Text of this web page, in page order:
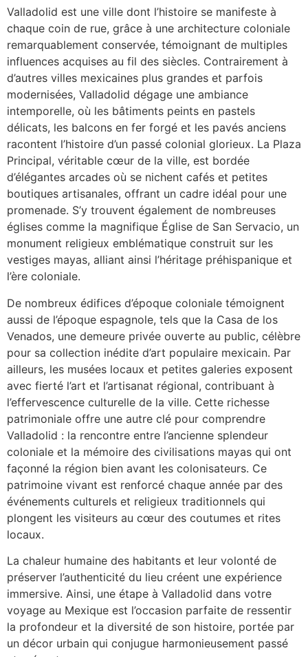
Valladolid est une ville dont l’histoire se manifeste à
chaque coin de rue, grâce à une architecture coloniale
remarquablement conservée, témoignant de multiples
influences acquises au fil des siècles. Contrairement à
d’autres villes mexicaines plus grandes et parfois
modernisées, Valladolid dégage une ambiance
intemporelle, où les bâtiments peints en pastels
délicats, les balcons en fer forgé et les pavés anciens
racontent l’histoire d’un passé colonial glorieux. La Plaza
Principal, véritable cœur de la ville, est bordée
d’élégantes arcades où se nichent cafés et petites
boutiques artisanales, offrant un cadre idéal pour une
promenade. S’y trouvent également de nombreuses
églises comme la magnifique Église de San Servacio, un
monument religieux emblématique construit sur les
vestiges mayas, alliant ainsi l’héritage préhispanique et
l’ère coloniale.
De nombreux édifices d’époque coloniale témoignent
aussi de l’époque espagnole, tels que la Casa de los
Venados, une demeure privée ouverte au public, célèbre
pour sa collection inédite d’art populaire mexicain. Par
ailleurs, les musées locaux et petites galeries exposent
avec fierté l’art et l’artisanat régional, contribuant à
l’effervescence culturelle de la ville. Cette richesse
patrimoniale offre une autre clé pour comprendre
Valladolid : la rencontre entre l’ancienne splendeur
coloniale et la mémoire des civilisations mayas qui ont
façonné la région bien avant les colonisateurs. Ce
patrimoine vivant est renforcé chaque année par des
événements culturels et religieux traditionnels qui
plongent les visiteurs au cœur des coutumes et rites
locaux.
La chaleur humaine des habitants et leur volonté de
préserver l’authenticité du lieu créent une expérience
immersive. Ainsi, une étape à Valladolid dans votre
voyage au Mexique est l’occasion parfaite de ressentir
la profondeur et la diversité de son histoire, portée par
un décor urbain qui conjugue harmonieusement passé